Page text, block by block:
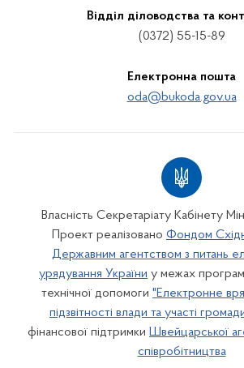
Відділ діловодства та
(0372) 55-15-89
Електронна пошта
oda@bukoda.gov.ua
Власність Секретаріату Кабінету
Проект реалізовано Фондом
Державним агентством з питань
урядування України у межах
технічної допомоги "Електронне
підзвітності влади та участі
фінансової підтримки Швейцарської
співробітництва